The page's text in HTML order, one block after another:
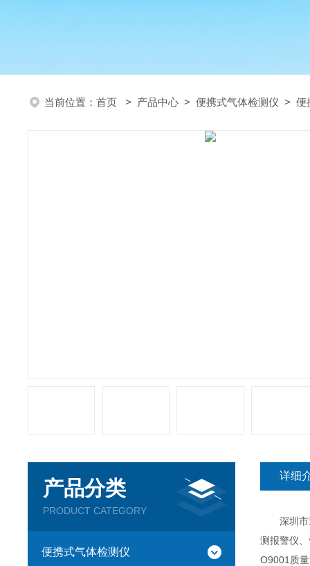
当前位置： 首页 > 产品中心 > 便携式气体检测仪 > 便
产品分类
PRODUCT CATEGORY
便携式气体检测仪
详细
深圳市逸
测报警仪
O9001质